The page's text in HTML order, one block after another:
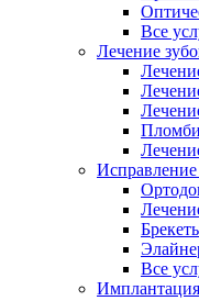
Все
Лечение
Все